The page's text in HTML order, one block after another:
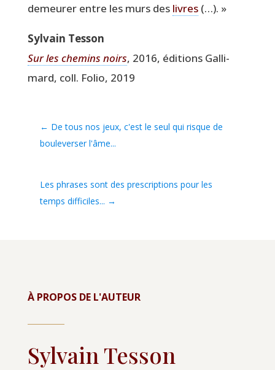
demeu­rer entre les murs des livres(…). »
Syl­vain Tesson
Sur les che­mins noirs, 2016, édi­tions Gal­li­
mard, coll. Folio, 2019
← De tous nos jeux, c'est le seul qui risque de
bouleverser l'âme...
Les phrases sont des prescriptions pour les
temps difficiles... →
À PROPOS DE L'AUTEUR
Sylvain Tesson